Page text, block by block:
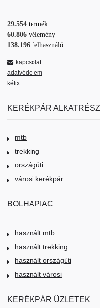
29.554 termék
60.806 vélemény
138.196 felhasználó
kapcsolat
adatvédelem
kéfix
KERÉKPÁR ALKATRÉSZ
mtb
trekking
országúti
városi kerékpár
BOLHAPIAC
használt mtb
használt trekking
használt országúti
használt városi
KERÉKPÁR ÜZLETEK